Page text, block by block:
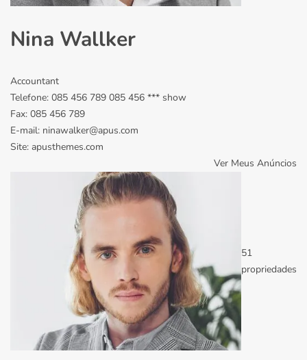
Nina Wallker
Accountant
Telefone: 085 456 789 085 456 *** show
Fax: 085 456 789
E-mail: ninawalker@apus.com
Site: apusthemes.com
Ver Meus Anúncios
51
propriedades